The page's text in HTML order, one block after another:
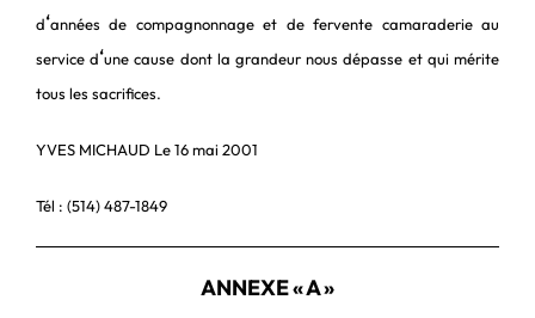
d‘années de compagnonnage et de fervente camaraderie au
service d‘une cause dont la grandeur nous dépasse et qui mérite
tous les sacrifices.
YVES MICHAUD Le 16 mai 2001
Tél : (514) 487-1849
ANNEXE « A »